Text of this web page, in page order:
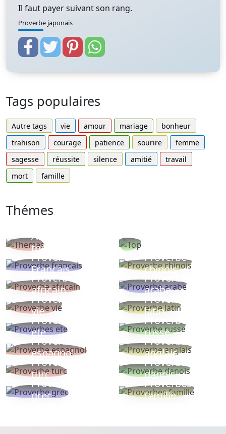
Il faut payer suivant son rang.
Proverbe japonais
Tags populaires
Autre tags vie amour mariage
bonheur
trahison
courage patience sourire
femme
sagesse
réussite silence amitié
travail
mort
famille
Thémes
Autres
thèmes
Proverbe
Français
Proverbe
chinois
Proverbe
africain
Proverbe
arabe
Proverbe
vie
Proverbe
latin
Proverbes
ete
Proverbe
russe
Proverbe
espagnol
Proverbe
anglais
Proverbe
turc
Proverbe
danois
Proverbe
grec
Proverbes
famille